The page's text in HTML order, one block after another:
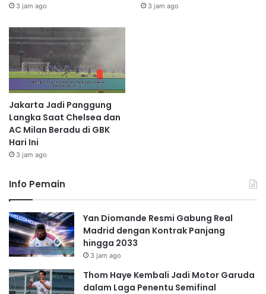
3 jam ago 3 jam ago
Jakarta Jadi Panggung
Langka Saat Chelsea dan
AC Milan Beradu di GBK
Hari Ini
3 jam ago
Info Pemain
Yan Diomande Resmi Gabung Real
Madrid dengan Kontrak Panjang
hingga 2033
3 jam ago
Thom Haye Kembali Jadi Motor Garuda
dalam Laga Penentu Semifinal